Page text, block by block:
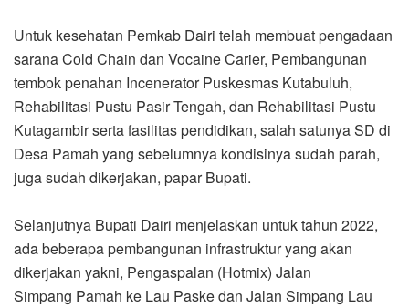
Untuk kesehatan Pemkab Dairi telah membuat pengadaan
sarana Cold Chain dan Vocaine Carier, Pembangunan
tembok penahan Incenerator Puskesmas Kutabuluh,
Rehabilitasi Pustu Pasir Tengah, dan Rehabilitasi Pustu
Kutagambir serta fasilitas pendidikan, salah satunya SD di
Desa Pamah yang sebelumnya kondisinya sudah parah,
juga sudah dikerjakan, papar Bupati.
Selanjutnya Bupati Dairi menjelaskan untuk tahun 2022,
ada beberapa pembangunan infrastruktur yang akan
dikerjakan yakni, Pengaspalan (Hotmix) Jalan
Simpang Pamah ke Lau Paske dan Jalan Simpang Lau